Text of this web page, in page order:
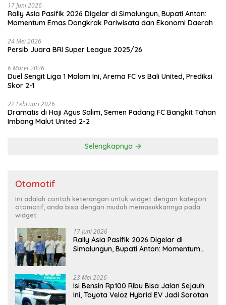
17 Juni 2026
Rally Asia Pasifik 2026 Digelar di Simalungun, Bupati Anton:
Momentum Emas Dongkrak Pariwisata dan Ekonomi Daerah
24 Mei 2026
Persib Juara BRI Super League 2025/26
6 Maret 2026
Duel Sengit Liga 1 Malam Ini, Arema FC vs Bali United, Prediksi
Skor 2-1
22 Februari 2026
Dramatis di Haji Agus Salim, Semen Padang FC Bangkit Tahan
Imbang Malut United 2-2
Selengkapnya
Otomotif
Ini adalah contoh keterangan untuk widget dengan kategori
otomotif, anda bisa dengan mudah memasukkannya pada
widget.
17 Juni 2026
Rally Asia Pasifik 2026 Digelar di
Simalungun, Bupati Anton: Momentum
23 Mei 2026
Isi Bensin Rp100 Ribu Bisa Jalan Sejauh
Ini, Toyota Veloz Hybrid EV Jadi Sorotan